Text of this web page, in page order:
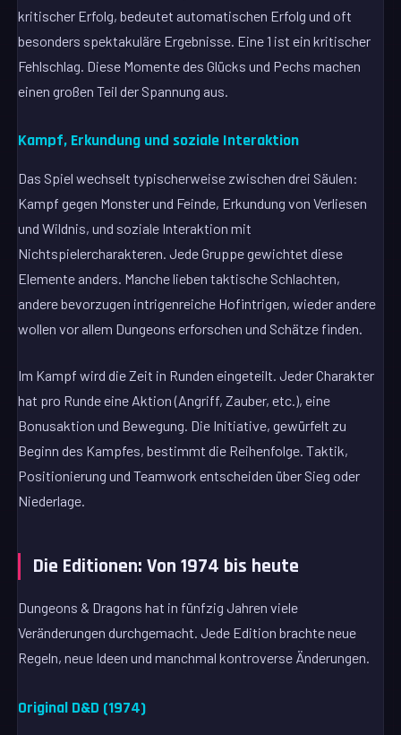
kritischer Erfolg, bedeutet automatischen Erfolg und oft
besonders spektakuläre Ergebnisse. Eine 1 ist ein kritischer
Fehlschlag. Diese Momente des Glücks und Pechs machen
einen großen Teil der Spannung aus.
Kampf, Erkundung und soziale Interaktion
Das Spiel wechselt typischerweise zwischen drei Säulen:
Kampf gegen Monster und Feinde, Erkundung von Verliesen
und Wildnis, und soziale Interaktion mit
Nichtspielercharakteren. Jede Gruppe gewichtet diese
Elemente anders. Manche lieben taktische Schlachten,
andere bevorzugen intrigenreiche Hofintrigen, wieder andere
wollen vor allem Dungeons erforschen und Schätze finden.
Im Kampf wird die Zeit in Runden eingeteilt. Jeder Charakter
hat pro Runde eine Aktion (Angriff, Zauber, etc.), eine
Bonusaktion und Bewegung. Die Initiative, gewürfelt zu
Beginn des Kampfes, bestimmt die Reihenfolge. Taktik,
Positionierung und Teamwork entscheiden über Sieg oder
Niederlage.
Die Editionen: Von 1974 bis heute
Dungeons & Dragons hat in fünfzig Jahren viele
Veränderungen durchgemacht. Jede Edition brachte neue
Regeln, neue Ideen und manchmal kontroverse Änderungen.
Original D&D (1974)